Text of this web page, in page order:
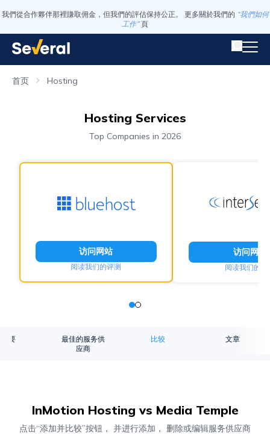
我們從合作夥伴那裡賺取佣金，但我們的評估保持公正。 更多關於我們的 “我們如何
工作” 頁
首页 Hosting
Hosting Services
Top Companies in 2026
访问网站
阅读我们的评测
访问网站
阅读我们的评
概要
最佳的服务供
应商
比较 文章
InMotion Hosting vs Media Temple
点击“添加并比较”按钮， 并进行添加， 删除或编辑服务供应商